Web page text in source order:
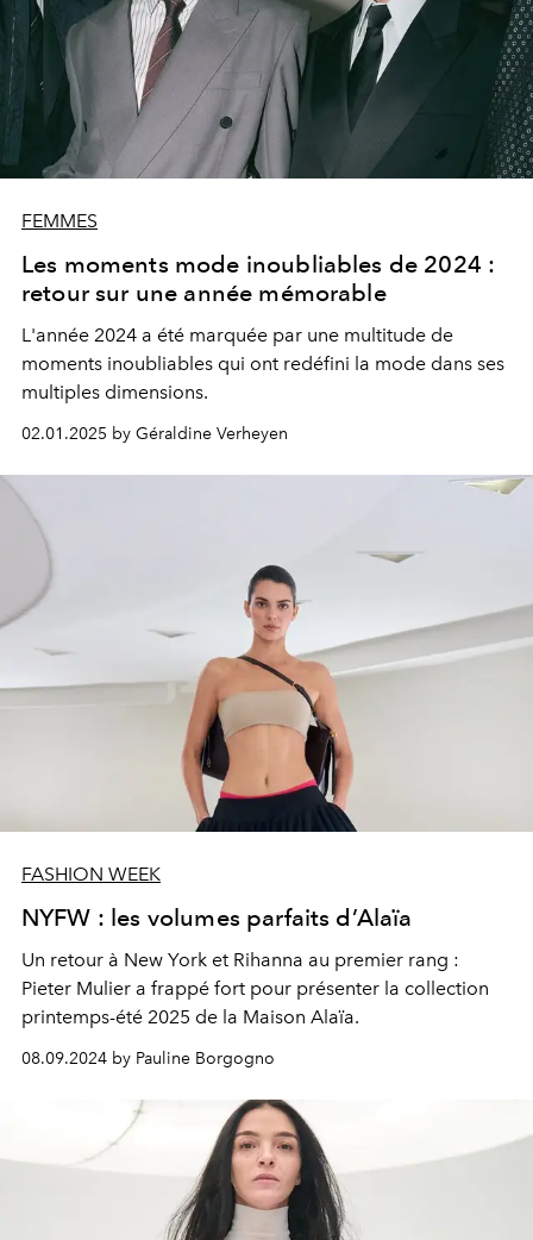
FEMMES
Les moments mode inoubliables de 2024 :
retour sur une année mémorable
L'année 2024 a été marquée par une multitude de
moments inoubliables qui ont redéfini la mode dans ses
multiples dimensions.
02.01.2025 by Géraldine Verheyen
FASHION WEEK
NYFW : les volumes parfaits d’Alaïa
Un retour à New York et Rihanna au premier rang :
Pieter Mulier a frappé fort pour présenter la collection
printemps-été 2025 de la Maison Alaïa.
08.09.2024 by Pauline Borgogno